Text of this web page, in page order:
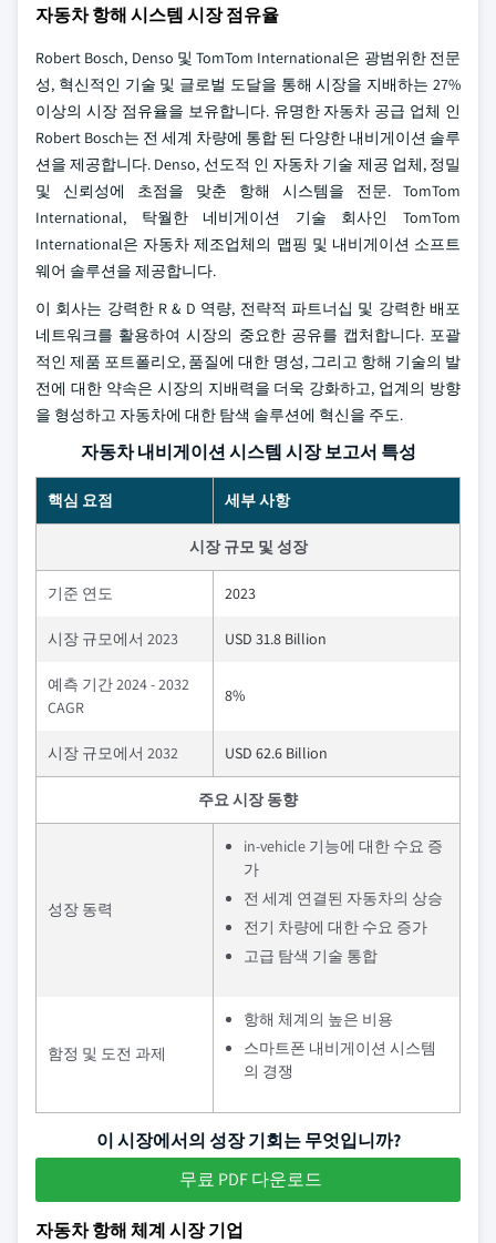
자동차 항해 시스템 시장 점유율
Robert Bosch, Denso 및 TomTom International은 광범위한 전문
성, 혁신적인 기술 및 글로벌 도달을 통해 시장을 지배하는 27%
이상의 시장 점유율을 보유합니다. 유명한 자동차 공급 업체 인
Robert Bosch는 전 세계 차량에 통합 된 다양한 내비게이션 솔루
션을 제공합니다. Denso, 선도적 인 자동차 기술 제공 업체, 정밀
및 신뢰성에 초점을 맞춘 항해 시스템을 전문. TomTom
International, 탁월한 네비게이션 기술 회사인 TomTom
International은 자동차 제조업체의 맵핑 및 내비게이션 소프트
웨어 솔루션을 제공합니다.
이 회사는 강력한 R & D 역량, 전략적 파트너십 및 강력한 배포
네트워크를 활용하여 시장의 중요한 공유를 캡처합니다. 포괄
적인 제품 포트폴리오, 품질에 대한 명성, 그리고 항해 기술의 발
전에 대한 약속은 시장의 지배력을 더욱 강화하고, 업계의 방향
을 형성하고 자동차에 대한 탐색 솔루션에 혁신을 주도.
자동차 내비게이션 시스템 시장 보고서 특성
핵심 요점 세부 사항
시장 규모 및 성장
기준 연도 2023
시장 규모에서 2023 USD 31.8 Billion
예측 기간 2024 - 2032
CAGR
8%
시장 규모에서 2032 USD 62.6 Billion
주요 시장 동향
성장 동력
in-vehicle 기능에 대한 수요 증
가
전 세계 연결된 자동차의 상승
전기 차량에 대한 수요 증가
고급 탐색 기술 통합
함정 및 도전 과제
항해 체계의 높은 비용
스마트폰 내비게이션 시스템
의 경쟁
이 시장에서의 성장 기회는 무엇입니까?
무료 PDF 다운로드
자동차 항해 체계 시장 기업